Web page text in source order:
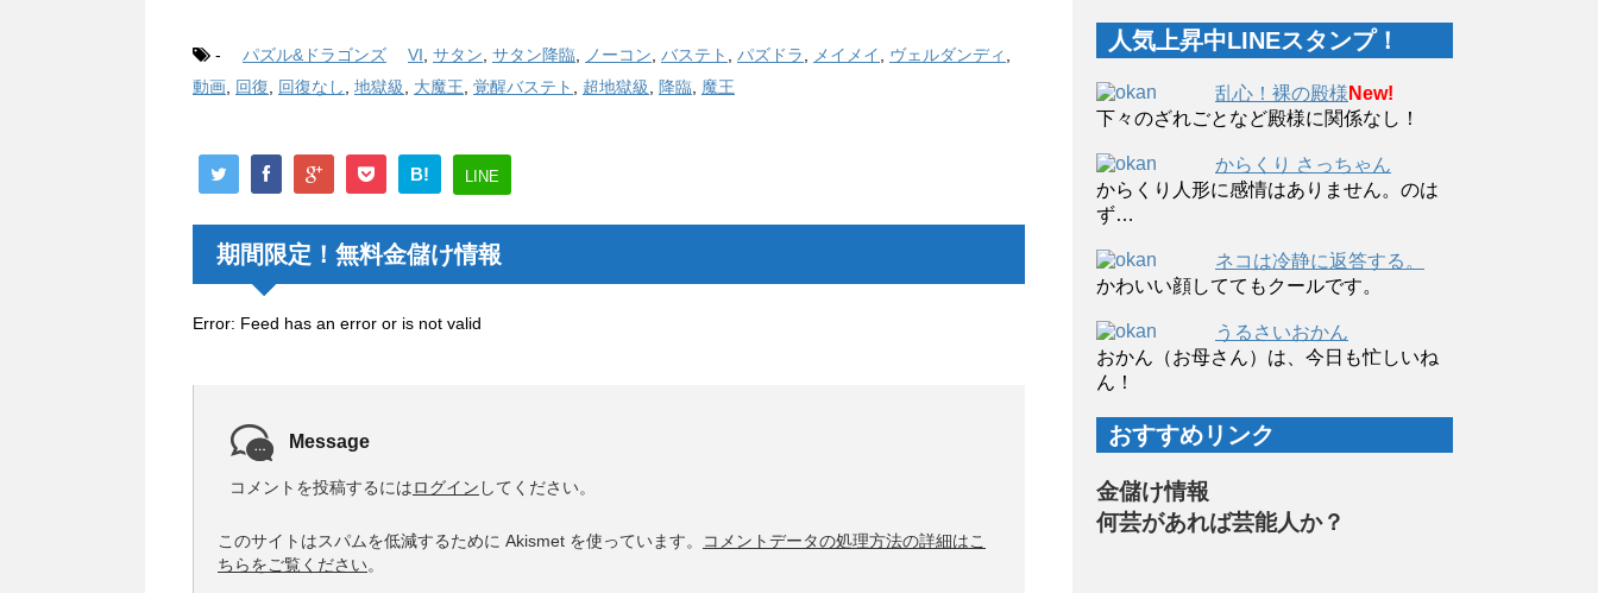
- パズル&ドラゴンズ VI サタン サタン降臨 ノーコン バステト パズドラ メイメイ ヴェルダンディ
動画
回復 回復なし 地獄級 大魔王 覚醒バステト 超地獄級 降臨 魔王
B! LINE
期間限定！無料金儲け情報
Error: Feed has an error or is not valid
Message
コメントを投稿するにはログイン してください。
このサイトはスパムを低減するために Akismet を使っています。
コメントデータの処理方法の詳細はこ
ちらをご覧ください。
人気上昇中LINEスタンプ！
乱心！裸の殿様 New!
下々のざれごとなど殿様に関係なし！
からくり さっちゃん
からくり人形に感情はありません。のは
ず…
ネコは冷静に返答する。
かわいい顔しててもクールです。
うるさいおかん
おかん（お母さん）は、今日も忙しいね
ん！
おすすめリンク
金儲け情報
何芸があれば芸能人か？